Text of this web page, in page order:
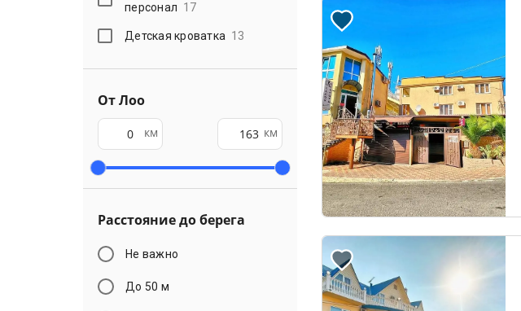
персонал 17
Детская кроватка 13
От Лоо
км км
Расстояние до берега
Не важно
До 50 м